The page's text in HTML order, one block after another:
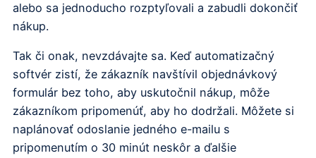
alebo sa jednoducho rozptyľovali a zabudli dokončiť
nákup.
Tak či onak, nevzdávajte sa. Keď automatizačný
softvér zistí, že zákazník navštívil objednávkový
formulár bez toho, aby uskutočnil nákup, môže
zákazníkom pripomenúť, aby ho dodržali. Môžete si
naplánovať odoslanie jedného e-mailu s
pripomenutím o 30 minút neskôr a ďalšie